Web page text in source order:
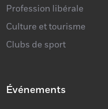
Culture et tourisme
Clubs de sport